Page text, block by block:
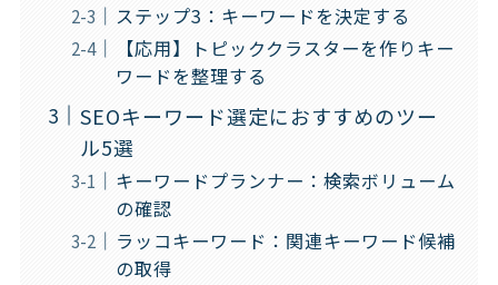
ステップ3：キーワードを決定する
【応用】トピッククラスターを作りキー
ワードを整理する
SEOキーワード選定におすすめのツー
ル5選
キーワードプランナー：検索ボリューム
の確認
ラッコキーワード：関連キーワード候補
の取得